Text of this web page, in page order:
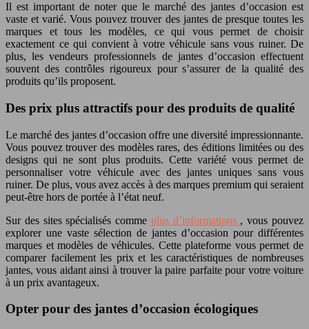
Il est important de noter que le marché des jantes d’occasion est
vaste et varié. Vous pouvez trouver des jantes de presque toutes les
marques et tous les modèles, ce qui vous permet de choisir
exactement ce qui convient à votre véhicule sans vous ruiner. De
plus, les vendeurs professionnels de jantes d’occasion effectuent
souvent des contrôles rigoureux pour s’assurer de la qualité des
produits qu’ils proposent.
Des prix plus attractifs pour des produits de qualité
Le marché des jantes d’occasion offre une diversité impressionnante.
Vous pouvez trouver des modèles rares, des éditions limitées ou des
designs qui ne sont plus produits. Cette variété vous permet de
personnaliser votre véhicule avec des jantes uniques sans vous
ruiner. De plus, vous avez accès à des marques premium qui seraient
peut-être hors de portée à l’état neuf.
Sur des sites spécialisés comme plus d’informations , vous pouvez
explorer une vaste sélection de jantes d’occasion pour différentes
marques et modèles de véhicules. Cette plateforme vous permet de
comparer facilement les prix et les caractéristiques de nombreuses
jantes, vous aidant ainsi à trouver la paire parfaite pour votre voiture
à un prix avantageux.
Opter pour des jantes d’occasion écologiques